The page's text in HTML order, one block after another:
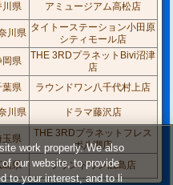
川県 アミュージアム高松店
川県 タイトーステーション小田原
シティモール店
岡県
THE 3RDプラネットBivi沼津
店
葉県 ラウンドワン八千代村上店
川県 ドラマ藤沢店
玉県
THE 3RDプラネットフレス
ポ八潮店
島県 ラウンドワン広島店
work properly. We also
our website, to provide
to your interest, and to li